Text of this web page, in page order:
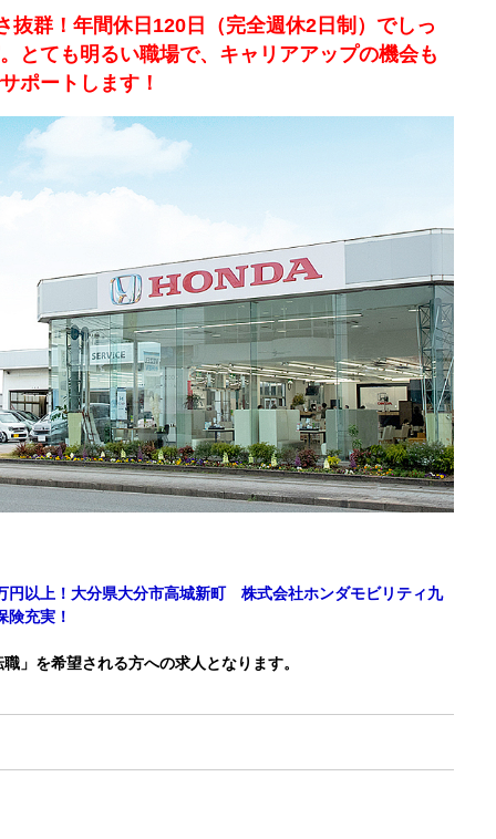
抜群！年間休日120日（完全週休2日制）でしっ
とても明るい職場で、キャリアアップの機会も
ポートします！
円以上！大分県大分市高城新町 株式会社ホンダモビリティ九
険充実！
」を希望される方への求人となります。